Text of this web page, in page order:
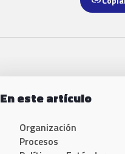
En este artículo
Organización
Procesos